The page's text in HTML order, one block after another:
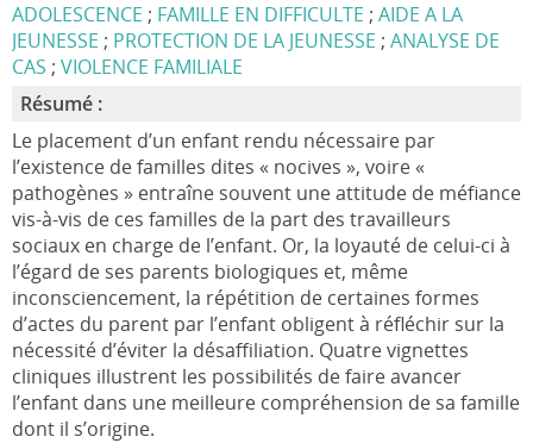
ADOLESCENCE ; FAMILLE EN DIFFICULTE ; AIDE A LA
JEUNESSE ; PROTECTION DE LA JEUNESSE ; ANALYSE DE
CAS ; VIOLENCE FAMILIALE
Résumé :
Le placement d’un enfant rendu nécessaire par
l’existence de familles dites « nocives », voire «
pathogènes » entraîne souvent une attitude de méfiance
vis-à-vis de ces familles de la part des travailleurs
sociaux en charge de l’enfant. Or, la loyauté de celui-ci à
l’égard de ses parents biologiques et, même
inconsciencement, la répétition de certaines formes
d’actes du parent par l’enfant obligent à réfléchir sur la
nécessité d’éviter la désaffiliation. Quatre vignettes
cliniques illustrent les possibilités de faire avancer
l’enfant dans une meilleure compréhension de sa famille
dont il s’origine.